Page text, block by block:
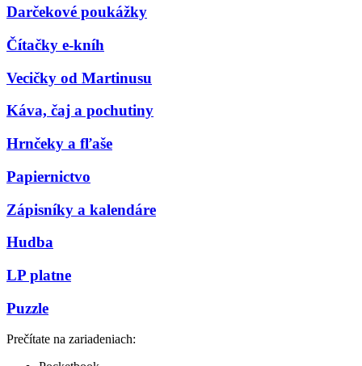
Darčekové poukážky
Čítačky e-kníh
Vecičky od Martinusu
Káva, čaj a pochutiny
Hrnčeky a fľaše
Papiernictvo
Zápisníky a kalendáre
Hudba
LP platne
Puzzle
Prečítate na zariadeniach: